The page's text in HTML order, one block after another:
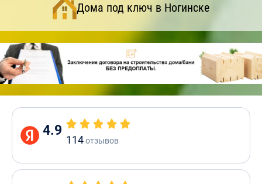
Дома под ключ в Ногинске
4.9
114отзывов